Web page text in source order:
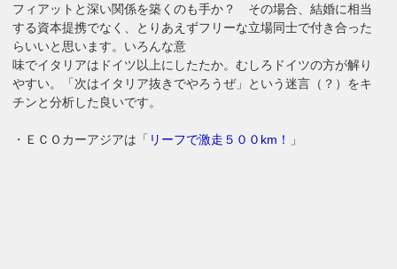
フィアットと深い関係を築くのも手か？ その場合、結婚に相当
する資本提携でなく、とりあえずフリーな立場同士で付き合った
らいいと思います。いろんな意
味でイタリアはドイツ以上にしたたか。むしろドイツの方が解り
やすい。「次はイタリア抜きでやろうぜ」という迷言（？）をキ
チンと分析した良いです。
・ＥＣＯカーアジアは「 リーフで激走５００km！ 」